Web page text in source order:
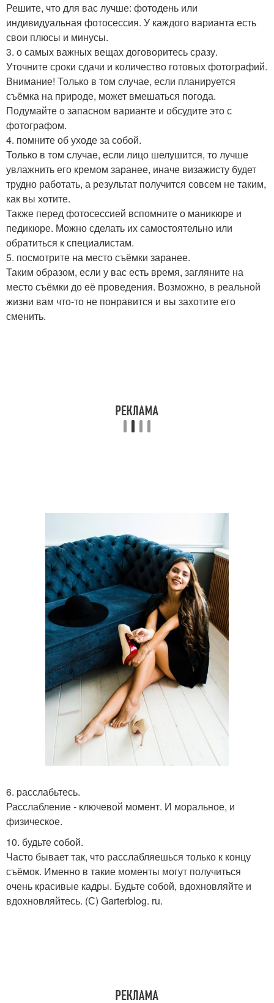
Решите, что для вас лучше: фотодень или
индивидуальная фотосессия. У каждого варианта есть
свои плюсы и минусы.
3. о самых важных вещах договоритесь сразу.
Уточните сроки сдачи и количество готовых фотографий.
Внимание! Только в том случае, если планируется
съёмка на природе, может вмешаться погода.
Подумайте о запасном варианте и обсудите это с
фотографом.
4. помните об уходе за собой.
Только в том случае, если лицо шелушится, то лучше
увлажнить его кремом заранее, иначе визажисту будет
трудно работать, а результат получится совсем не таким,
как вы хотите.
Также перед фотосессией вспомните о маникюре и
педикюре. Можно сделать их самостоятельно или
обратиться к специалистам.
5. посмотрите на место съёмки заранее.
Таким образом, если у вас есть время, загляните на
место съёмки до её проведения. Возможно, в реальной
жизни вам что-то не понравится и вы захотите его
сменить.
6. расслабьтесь.
Расслабление - ключевой момент. И моральное, и
физическое.
10. будьте собой.
Часто бывает так, что расслабляешься только к концу
съёмок. Именно в такие моменты могут получиться
очень красивые кадры. Будьте собой, вдохновляйте и
вдохновляйтесь. (С) Garterblog. ru.